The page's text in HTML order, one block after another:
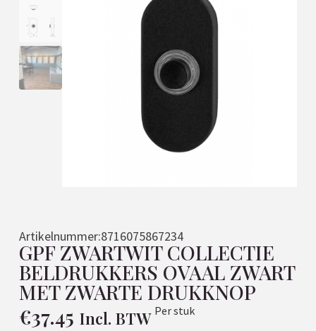
Artikelnummer:8716075867234
GPF ZWARTWIT COLLECTIE
BELDRUKKERS OVAAL ZWART
MET ZWARTE DRUKKNOP
€37.45 Incl. BTW Per stuk